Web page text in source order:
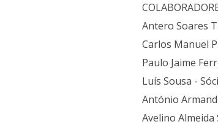
Antero Soares
Carlos Manuel
Paulo Jaime
Luís Sousa -
António
Avelino Almeida